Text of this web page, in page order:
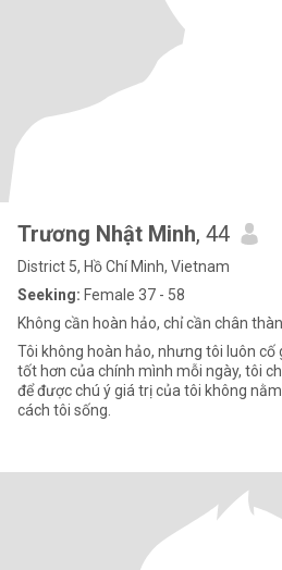
Trương Nhật Minh, 44
District 5, Hồ Chí Minh, Vietnam
Seeking: Female 37 - 58
Không cần hoàn hảo, chỉ cần chân
Tôi không hoàn hảo, nhưng tôi luôn
tốt hơn của chính mình mỗi ngày, tôi
để được chú ý giá trị của tôi không
cách tôi sống.